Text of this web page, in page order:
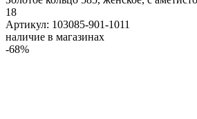
18
Артикул: 103085-901-1011
наличие в магазинах
-68%